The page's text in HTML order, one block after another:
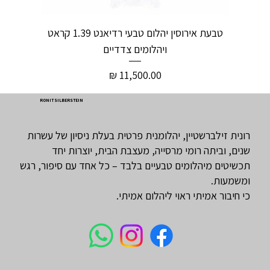
טבעת אירוסין יהלום טבעי רדיאנט 1.39 קראט
ויהלומים צדדיים
מחיר
RONIT SILBERSTEIN
רונית זילברשטיין, יהלומנית פרטית בעלת ניסיון של עשרות
שנים, וביתה רומי מרסייה, מעצבת הבית, יוצרות יחד
תכשיטים מיהלומים טבעיים בלבד – כל אחד עם סיפור, רגש
ומשמעות.
כי חיבור אמיתי ראוי ליהלום אמיתי.